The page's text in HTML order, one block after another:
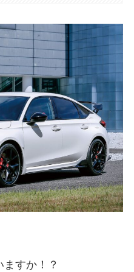
すか！？